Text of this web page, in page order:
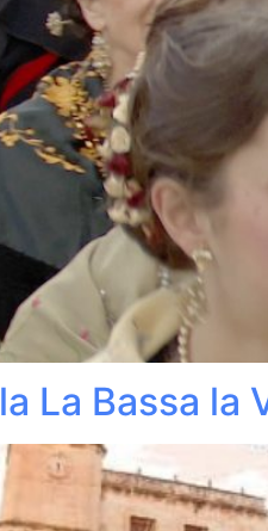
La Bassa la